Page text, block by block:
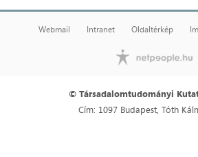
Webmail Intranet Oldaltérkép
© Társadalomtudományi
Cím: 1097 Budapest, Tóth